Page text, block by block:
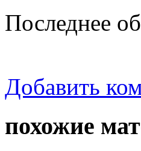
Последнее
Добавить
похожие